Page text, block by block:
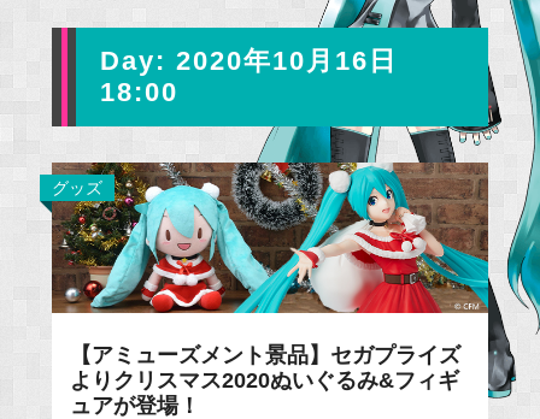
Day: 2020年10月16日
18:00
グッズ
【アミューズメント景品】セガプライズ
よりクリスマス2020ぬいぐるみ&フィギ
ュアが登場！